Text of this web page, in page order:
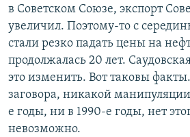
в Советском Союзе, экспорт
увеличил. Поэтому-то с
стали резко падать цены на
продолжалась 20 лет.
это изменить. Вот таковы
заговора, никакой
е годы, ни в 1990-е годы, нет
невозможно.